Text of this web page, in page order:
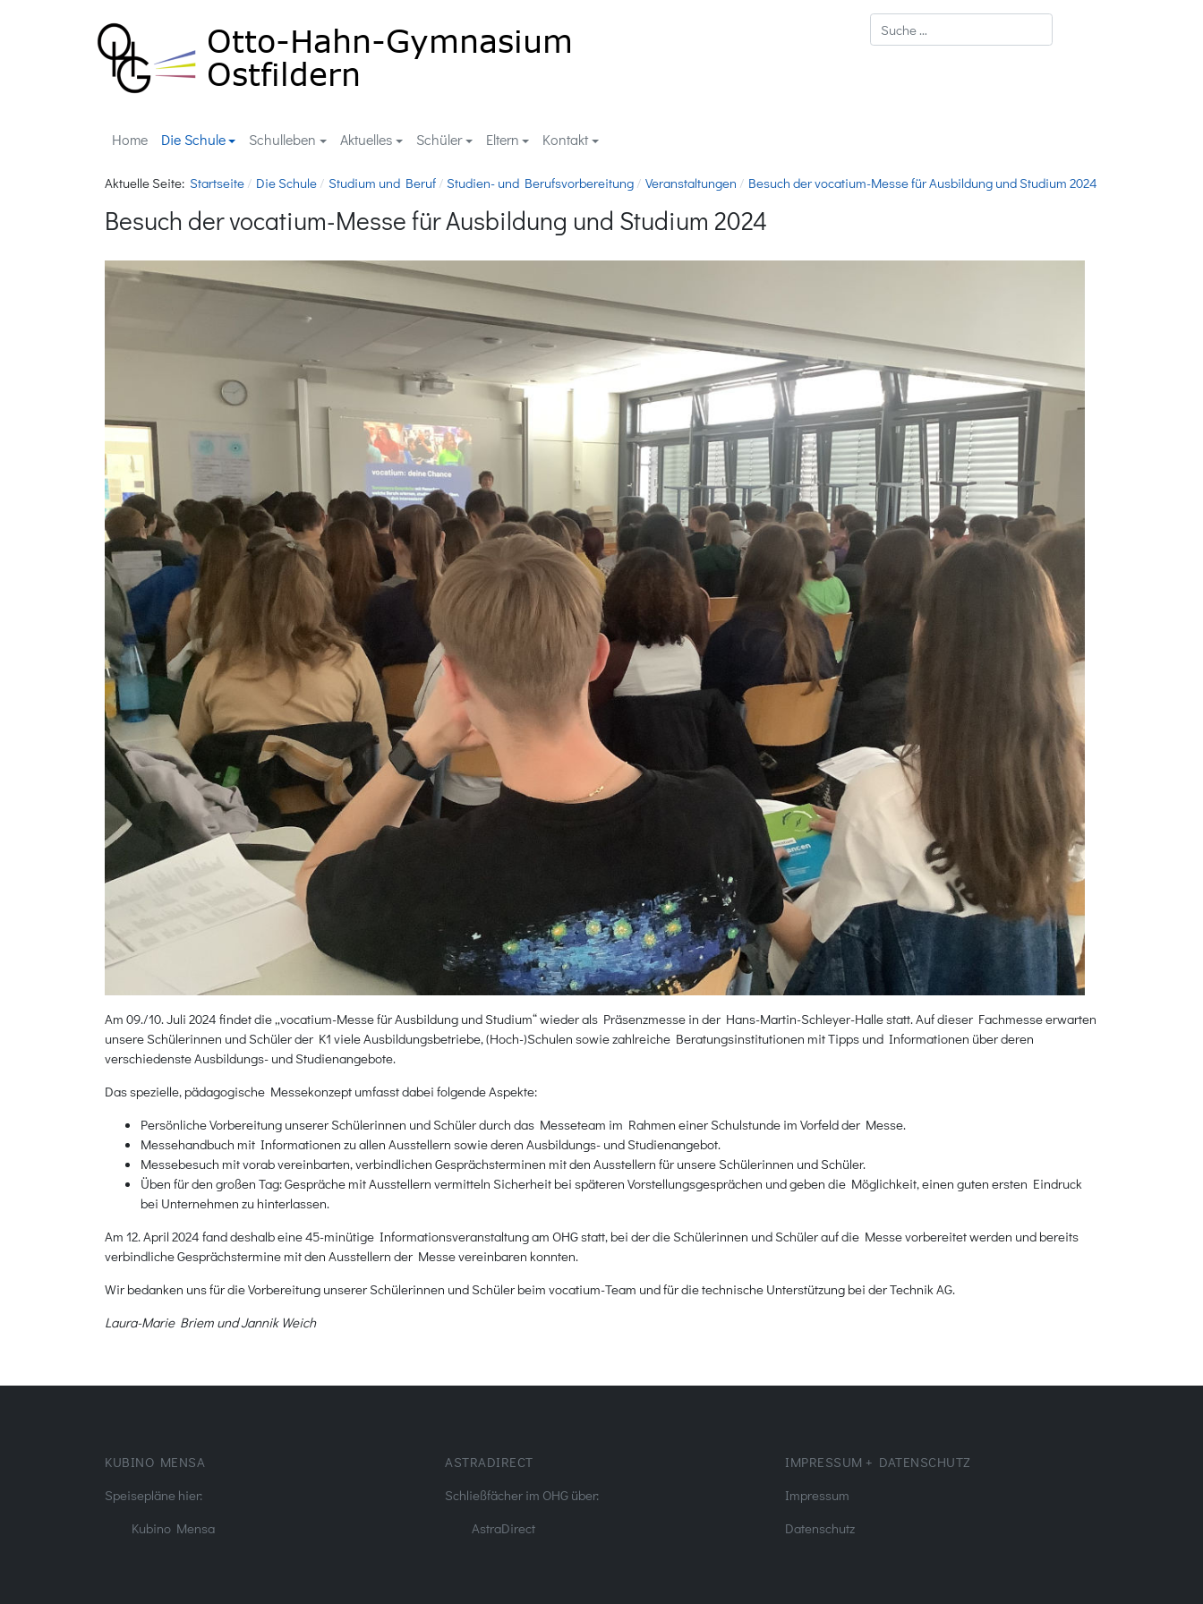
Suchen
Home Die Schule Schulleben Aktuelles Schüler Eltern Kontakt
Aktuelle Seite: Startseite Die Schule Studium und Beruf Studien- und Berufsvorbereitung Veranstaltungen Besuch der vocatium-Messe für Ausbildung und Studium 2024
Besuch der vocatium-Messe für Ausbildung und Studium 2024
Am 09./10. Juli 2024 findet die „vocatium-Messe für Ausbildung und Studium“ wieder als Präsenzmesse in der Hans-Martin-Schleyer-Halle statt. Auf dieser Fachmesse erwarten
unsere Schülerinnen und Schüler der K1 viele Ausbildungsbetriebe, (Hoch-)Schulen sowie zahlreiche Beratungsinstitutionen mit Tipps und Informationen über deren
verschiedenste Ausbildungs- und Studienangebote.
Das spezielle, pädagogische Messekonzept umfasst dabei folgende Aspekte:
Persönliche Vorbereitung unserer Schülerinnen und Schüler durch das Messeteam im Rahmen einer Schulstunde im Vorfeld der Messe.
Messehandbuch mit Informationen zu allen Ausstellern sowie deren Ausbildungs- und Studienangebot.
Messebesuch mit vorab vereinbarten, verbindlichen Gesprächsterminen mit den Ausstellern für unsere Schülerinnen und Schüler.
Üben für den großen Tag: Gespräche mit Ausstellern vermitteln Sicherheit bei späteren Vorstellungsgesprächen und geben die Möglichkeit, einen guten ersten Eindruck
bei Unternehmen zu hinterlassen.
Am 12. April 2024 fand deshalb eine 45-minütige Informationsveranstaltung am OHG statt, bei der die Schülerinnen und Schüler auf die Messe vorbereitet werden und bereits
verbindliche Gesprächstermine mit den Ausstellern der Messe vereinbaren konnten.
Wir bedanken uns für die Vorbereitung unserer Schülerinnen und Schüler beim vocatium-Team und für die technische Unterstützung bei der Technik AG.
Laura-Marie Briem und Jannik Weich
KUBINO MENSA
Speisepläne hier:
Kubino Mensa
ASTRADIRECT
Schließfächer im OHG über:
AstraDirect
IMPRESSUM + DATENSCHUTZ
Impressum
Datenschutz